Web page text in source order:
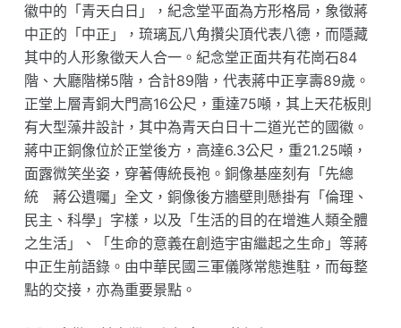
徽中的「青天白日」，紀念堂平面為方形格局，象徵蔣
中正的「中正」，琉璃瓦八角攢尖頂代表八德，而隱藏
其中的人形象徵天人合一。紀念堂正面共有花崗石84
階、大廳階梯5階，合計89階，代表蔣中正享壽89歲。
正堂上層青銅大門高16公尺，重達75噸，其上天花板則
有大型藻井設計，其中為青天白日十二道光芒的國徽。
蔣中正銅像位於正堂後方，高達6.3公尺，重21.25噸，
面露微笑坐姿，穿著傳統長袍。銅像基座刻有「先總
統 蔣公遺囑」全文，銅像後方牆壁則懸掛有「倫理、
民主、科學」字樣，以及「生活的目的在增進人類全體
之生活」、「生命的意義在創造宇宙繼起之生命」等蔣
中正生前語錄。由中華民國三軍儀隊常態進駐，而每整
點的交接，亦為重要景點。